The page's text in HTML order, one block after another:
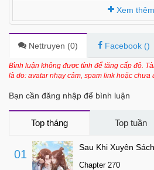
Xem thêm
Nettruyen (0) Facebook ()
Bình luận không được tính để tăng cấp độ.
là do: avatar nhạy cảm, spam link hoặc chưa
Bạn cần đăng nhập để bình luận
Top tháng Top tuần
01
Chapter 270